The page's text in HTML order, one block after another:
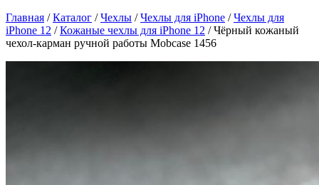
Главная /Каталог /Чехлы /Чехлы для iPhone /Чехлы для
iPhone 12 /Кожаные чехлы для iPhone 12 /Чёрный кожаный
чехол-карман ручной работы Mobcase 1456